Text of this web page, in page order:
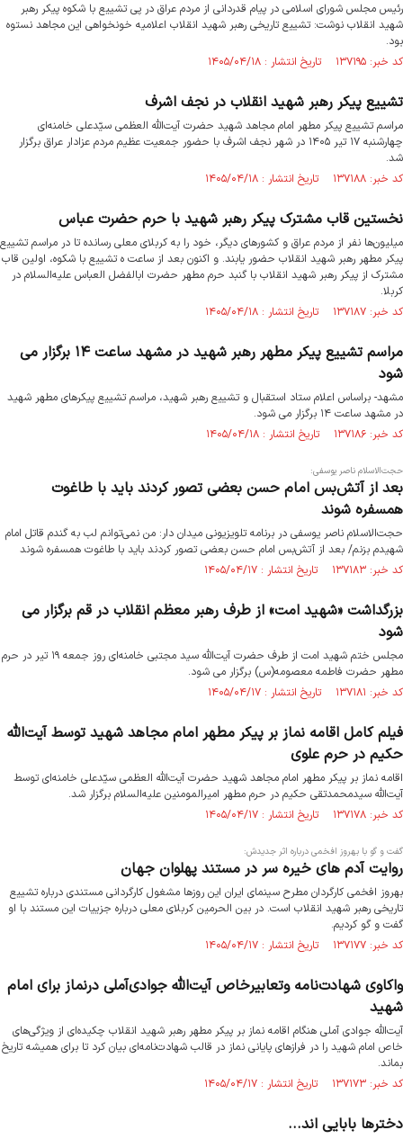
رئیس مجلس شورای اسلامی در پیام قدردانی از مردم عراق در پی تشییع با شکوه پیکر رهبر
شهید انقلاب نوشت: تشییع تاریخی رهبر شهید انقلاب اعلامیه خونخواهی این مجاهد نستوه
بود.
کد خبر: ۱۳۷۱۹۵ تاریخ انتشار : ۱۴۰۵/۰۴/۱۸
تشییع پیکر رهبر شهید انقلاب در نجف اشرف
مراسم تشییع پیکر مطهر امام مجاهد شهید حضرت آیت‌الله العظمی سیّدعلی خامنه‌ای
چهارشنبه ۱۷ تیر ۱۴۰۵ در شهر نجف اشرف با حضور جمعیت عظیم مردم عزادار عراق برگزار
شد.
کد خبر: ۱۳۷۱۸۸ تاریخ انتشار : ۱۴۰۵/۰۴/۱۸
نخستین قاب مشترک پیکر رهبر شهید با حرم حضرت عباس
میلیون‌ها نفر از مردم عراق و کشورهای دیگر، خود را به کربلای معلی رسانده تا در مراسم تشییع
پیکر مطهر رهبر شهید انقلاب حضور یابند. و اکنون بعد از ساعت ه تشییع با شکوه، اولین قاب
مشترک از پیکر رهبر شهید انقلاب با گنبد حرم مطهر حضرت ابالفضل العباس علیه‌السلام در
کربلا.
کد خبر: ۱۳۷۱۸۷ تاریخ انتشار : ۱۴۰۵/۰۴/۱۸
مراسم تشییع پیکر مطهر رهبر شهید در مشهد ساعت ۱۴ برگزار می
شود
مشهد- براساس اعلام ستاد استقبال و تشییع رهبر شهید، مراسم تشییع پیکرهای مطهر شهید
در مشهد ساعت ۱۴ برگزار می شود.
کد خبر: ۱۳۷۱۸۶ تاریخ انتشار : ۱۴۰۵/۰۴/۱۸
حجت‌الاسلام ناصر یوسفی:
بعد از آتش‌بس امام حسن بعضی‌ تصور کردند باید با طاغوت
همسفره شوند
حجت‌الاسلام ناصر یوسفی در برنامه تلویزیونی میدان دار: من نمی‌توانم لب به گندم قاتل امام
شهیدم بزنم/ بعد از آتش‌بس امام حسن بعضی‌ تصور کردند باید با طاغوت همسفره شوند
کد خبر: ۱۳۷۱۸۳ تاریخ انتشار : ۱۴۰۵/۰۴/۱۷
بزرگداشت «شهید امت» از طرف رهبر معظم انقلاب در قم برگزار می
شود
مجلس ختم شهید امت از طرف حضرت آیت‌الله سید مجتبی خامنه‌ای روز جمعه ۱۹ تیر در حرم
مطهر حضرت فاطمه معصومه(س) برگزار می شود.
کد خبر: ۱۳۷۱۸۱ تاریخ انتشار : ۱۴۰۵/۰۴/۱۷
فیلم کامل اقامه نماز بر پیکر مطهر امام مجاهد شهید توسط آیت‌الله
حکیم در حرم علوی
اقامه نماز بر پیکر مطهر امام مجاهد شهید حضرت آیت‌الله العظمی سیّدعلی خامنه‌ای توسط
آیت‌الله سیدمحمدتقی حکیم در حرم مطهر امیرالمومنین علیه‌السلام برگزار شد.
کد خبر: ۱۳۷۱۷۸ تاریخ انتشار : ۱۴۰۵/۰۴/۱۷
گفت و گو با بهروز افخمی درباره اثر جدیدش:
روایت آدم های خیره سر در مستند پهلوان جهان
بهروز افخمی کارگردان مطرح سینمای ایران این روزها مشغول کارگردانی مستندی درباره تشییع
تاریخی رهبر شهید انقلاب است. در بین الحرمین کربلای معلی درباره جزییات این مستند با او
گفت و گو کردیم.
کد خبر: ۱۳۷۱۷۷ تاریخ انتشار : ۱۴۰۵/۰۴/۱۷
واکاوی شهادت‌نامه وتعابیرخاص آیت‌الله جوادی‌آملی درنماز برای امام
شهید
آیت‌الله جوادی آملی هنگام اقامه نماز بر پیکر مطهر رهبر شهید انقلاب چکیده‌ای از ویژگی‌های
خاص امام شهید را در فرازهای پایانی نماز در قالب شهادت‌نامه‌ای بیان کرد تا برای همیشه تاریخ
بماند.
کد خبر: ۱۳۷۱۷۳ تاریخ انتشار : ۱۴۰۵/۰۴/۱۷
دخترها بابایی اند...